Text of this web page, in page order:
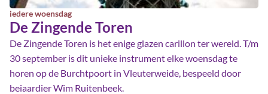
iedere woensdag
De Zingende Toren
De Zingende Toren is het enige glazen carillon ter wereld. T/m
30 september is dit unieke instrument elke woensdag te
horen op de Burchtpoort in Vleuterweide, bespeeld door
beiaardier Wim Ruitenbeek.